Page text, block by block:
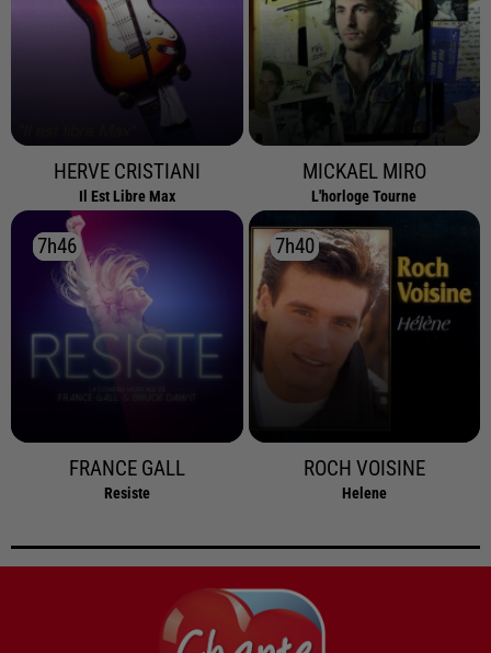
HERVE CRISTIANI
Il Est Libre Max
MICKAEL MIRO
L'horloge Tourne
7h46
7h46
FRANCE GALL
Resiste
7h40
7h40
ROCH VOISINE
Helene